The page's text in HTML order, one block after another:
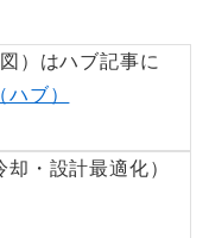
）はハブ記事に
ブ）
・設計最適化）